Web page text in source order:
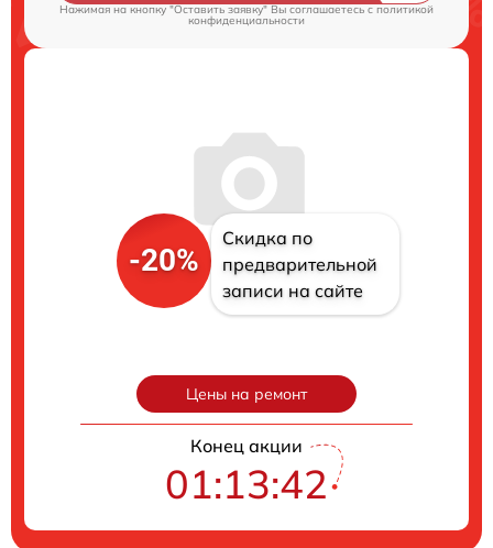
Нажимая на кнопку "Оставить заявку" Вы соглашаетесь cполитикой
конфиденциальности
-20%
Скидка по
предварительной
записи на сайте
Цены на ремонт
Конец акции
01:13:41